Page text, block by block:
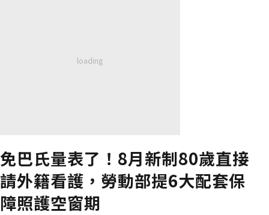
免巴氏量表了！8月新制80歲直接
請外籍看護，勞動部提6大配套保
障照護空窗期